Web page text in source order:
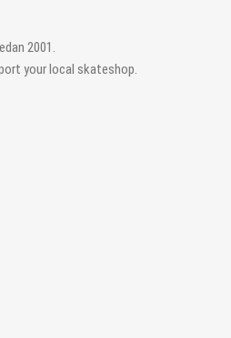
2001.
your local skateshop.